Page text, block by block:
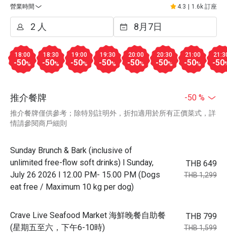
營業時間
4.3 1.6k 訂座
18:00
-50%
18:30
-50%
19:00
-50%
19:30
-50%
20:00
-50%
20:30
-50%
21:00
-50% -50
推介餐牌 -50 %
推介餐牌僅供參考；除特別註明外，折扣適用於所有正價菜式，詳
情請參閱商戶細則
Sunday Brunch & Bark (inclusive of
unlimited free-flow soft drinks) l Sunday,
July 26 2026 l 12.00 PM- 15.00 PM (Dogs
eat free / Maximum 10 kg per dog)
THB 649
THB 1,299
Crave Live Seafood Market 海鮮晚餐自助餐
(星期五至六，下午6-10時)
THB 799
THB 1,599